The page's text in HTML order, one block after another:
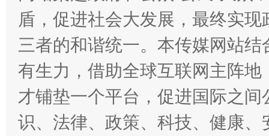
盾，促进社会大发展，最终实
三者的和谐统一。本传媒网站
有生力，借助全球互联网主阵
才铺垫一个平台，促进国际之
识、法律、政策、科技、健康